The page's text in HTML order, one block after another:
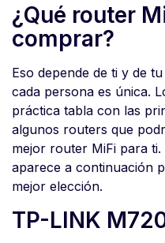
¿Qué router
comprar?
Eso depende de ti y de
cada persona es única.
práctica tabla con las
algunos routers que
mejor router MiFi para
aparece a continuación
mejor elección.
TP-LINK